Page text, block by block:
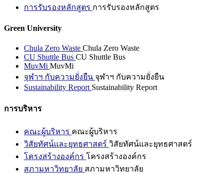
การรับรองหลักสูตร การรับรองหลักสูตร
Green University
Chula Zero Waste Chula Zero Waste
CU Shuttle Bus CU Shuttle Bus
MuvMi MuvMi
จุฬาฯ กับความยั่งยืน จุฬาฯ กับความยั่งยืน
Sustainability Report Sustainability Report
การบริหาร
คณะผู้บริหาร คณะผู้บริหาร
วิสัยทัศน์และยุทธศาสตร์ วิสัยทัศน์และยุทธศาสตร์
โครงสร้างองค์กร โครงสร้างองค์กร
สภามหาวิทยาลัย สภามหาวิทยาลัย